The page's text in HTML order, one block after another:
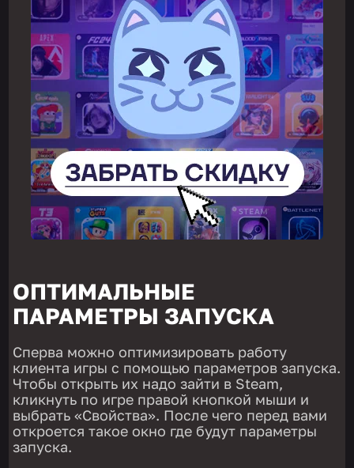
ОПТИМАЛЬНЫЕ
ПАРАМЕТРЫ ЗАПУСКА
Сперва можно оптимизировать работу
клиента игры с помощью параметров запуска.
Чтобы открыть их надо зайти в Steam,
кликнуть по игре правой кнопкой мыши и
выбрать «Свойства». После чего перед вами
откроется такое окно где будут параметры
запуска.